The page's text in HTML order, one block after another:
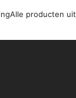
Alle producten uit